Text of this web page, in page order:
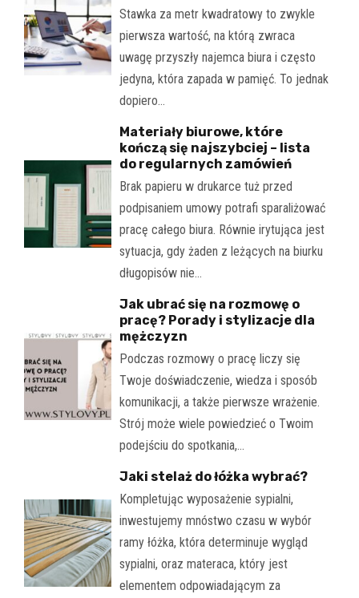
Stawka za metr kwadratowy to zwykle
pierwsza wartość, na którą zwraca
uwagę przyszły najemca biura i często
jedyna, która zapada w pamięć. To jednak
dopiero…
Materiały biurowe, które
kończą się najszybciej – lista
do regularnych zamówień
Brak papieru w drukarce tuż przed
podpisaniem umowy potrafi sparaliżować
pracę całego biura. Równie irytująca jest
sytuacja, gdy żaden z leżących na biurku
długopisów nie…
Jak ubrać się na rozmowę o
pracę? Porady i stylizacje dla
mężczyzn
Podczas rozmowy o pracę liczy się
Twoje doświadczenie, wiedza i sposób
komunikacji, a także pierwsze wrażenie.
Strój może wiele powiedzieć o Twoim
podejściu do spotkania,…
Jaki stelaż do łóżka wybrać?
Kompletując wyposażenie sypialni,
inwestujemy mnóstwo czasu w wybór
ramy łóżka, która determinuje wygląd
sypialni, oraz materaca, który jest
elementem odpowiadającym za